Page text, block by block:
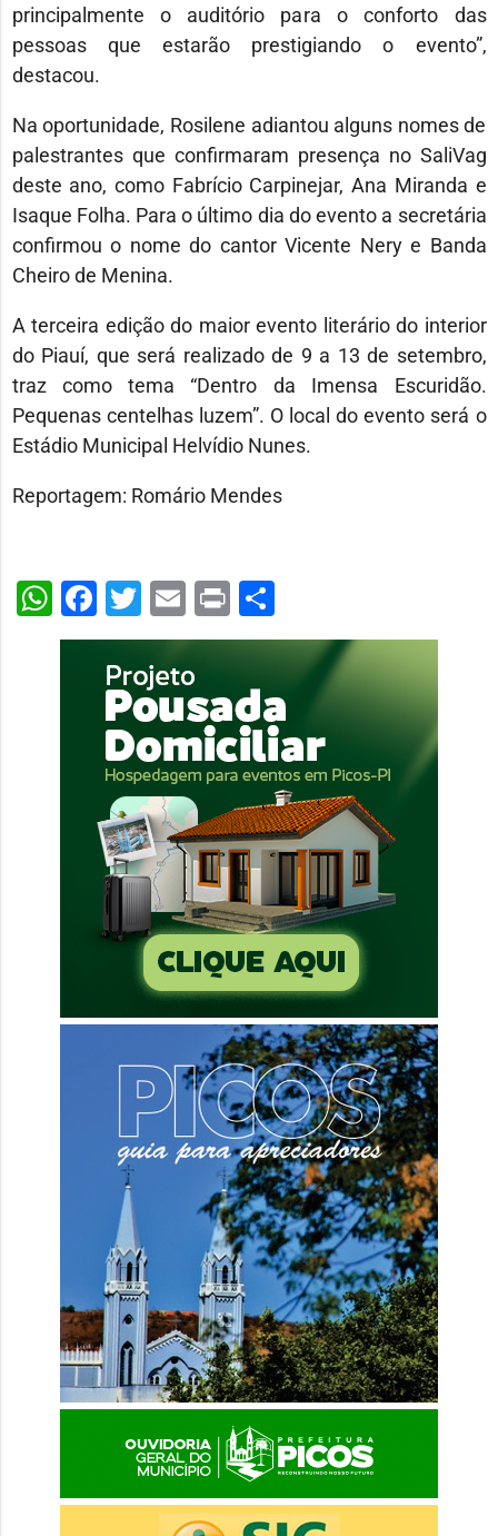
principalmente o auditório para o conforto das
pessoas que estarão prestigiando o evento”,
destacou.
Na oportunidade, Rosilene adiantou alguns nomes de
palestrantes que confirmaram presença no SaliVag
deste ano, como Fabrício Carpinejar, Ana Miranda e
Isaque Folha. Para o último dia do evento a secretária
confirmou o nome do cantor Vicente Nery e Banda
Cheiro de Menina.
A terceira edição do maior evento literário do interior
do Piauí, que será realizado de 9 a 13 de setembro,
traz como tema “Dentro da Imensa Escuridão.
Pequenas centelhas luzem”. O local do evento será o
Estádio Municipal Helvídio Nunes.
Reportagem: Romário Mendes
WhatsApp
Facebook
Twitter
Email
PrintShare